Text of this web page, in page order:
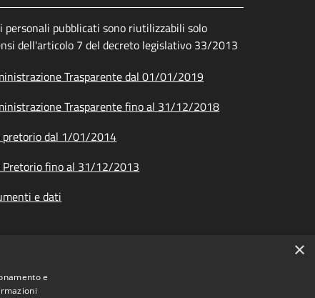
personali pubblicati sono riutilizzabili solo
dell'articolo 7 del decreto legislativo 33/2013
Trasparente dal 01/01/2019
Trasparente fino al 31/12/2018
pretorio dal 1/01/2014
Pretorio fino al 31/12/2013
e dati
×
e